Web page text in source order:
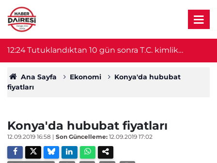
12:24Tutuklandıktan 10 gün sonra T.C. kimlik
numarası sayesinde serbest kaldı
Ana Sayfa Ekonomi
Konya'da hububat
fiyatları
Konya'da hububat fiyatları
12.09.2019 16:58 | Son Güncelleme: 12.09.2019 17:02